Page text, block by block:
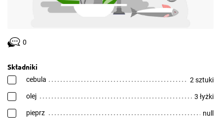
0
Składniki
cebula 2 sztuki
olej 3 łyżki
pieprz null